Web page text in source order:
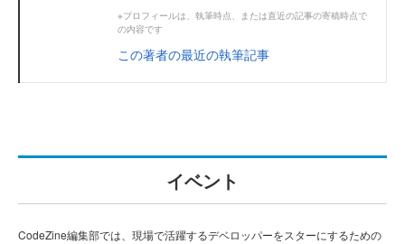
※プロフィールは、執筆時点、または直近の記事の寄稿時点で
の内容です
この著者の最近の執筆記事
イベント
CodeZine編集部では、現場で活躍するデベロッパーをスターにするための